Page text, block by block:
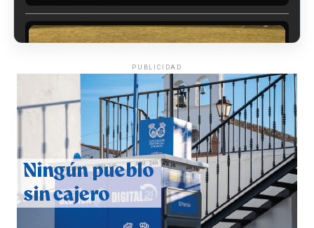
QUINTA CORRIDA DE LAS FIESTAS COLOMBINAS
2026
hace 5 días·Huelvatv
PUBLICIDAD